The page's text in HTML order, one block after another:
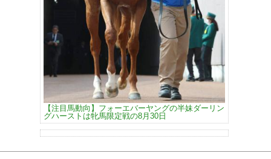
【注目馬動向】フォーエバーヤングの半妹ダーリン
グハーストは牝馬限定戦の8月30日